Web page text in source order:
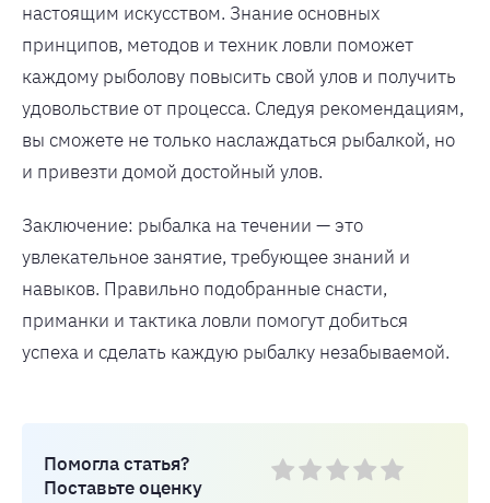
настоящим искусством. Знание основных
принципов, методов и техник ловли поможет
каждому рыболову повысить свой улов и получить
удовольствие от процесса. Следуя рекомендациям,
вы сможете не только наслаждаться рыбалкой, но
и привезти домой достойный улов.
Заключение: рыбалка на течении — это
увлекательное занятие, требующее знаний и
навыков. Правильно подобранные снасти,
приманки и тактика ловли помогут добиться
успеха и сделать каждую рыбалку незабываемой.
Помогла статья?
Поставьте оценку